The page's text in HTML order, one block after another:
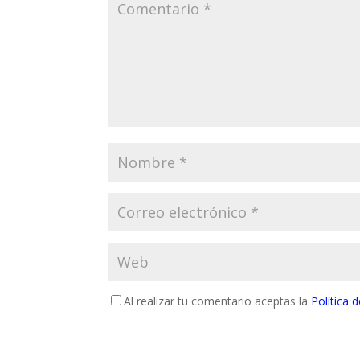
Al realizar tu comentario aceptas la Política